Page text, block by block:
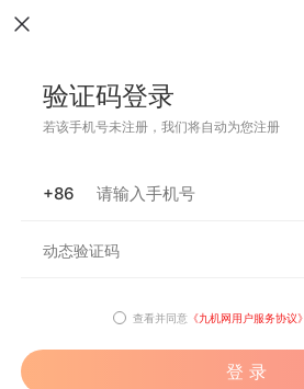
验证码登录
若该手机号未注册，我们将自动为您注册
+86
查看并同意 《九机网用户服务协议》
登 录